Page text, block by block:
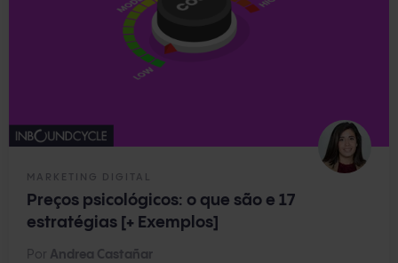
MARKETING DIGITAL
Preços psicológicos: o que são e 17
estratégias [+ Exemplos]
Por Andrea Castañar